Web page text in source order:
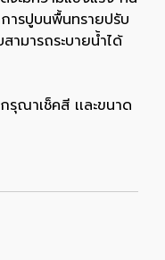
ารปูบนพื้นทรายปรับ
ามารถระบายน้ำได้
ณาเช็คสี เเละขนาด